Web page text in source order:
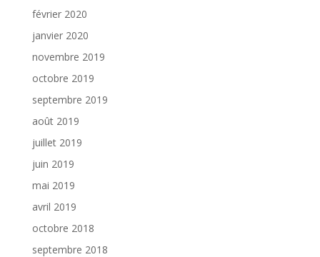
février 2020
janvier 2020
novembre 2019
octobre 2019
septembre 2019
août 2019
juillet 2019
juin 2019
mai 2019
avril 2019
octobre 2018
septembre 2018